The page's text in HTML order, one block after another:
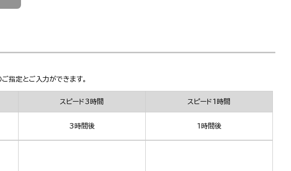
指定とご入力ができます。
スピード3時間 スピード1時間
3時間後 1時間後